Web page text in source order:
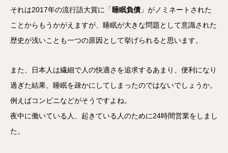
それは2017年の流行語大賞に「 睡眠負債 」がノミネートされた
ことからもうかがえますが、睡眠が大きな問題として意識された
歴史が浅いことも一つの原因として挙げられると思います。
また、日本人は繊細で人の快適さを追求するあまり、便利になり
過ぎた結果、睡眠を疎かにしてしまったのではないでしょうか。
例えばコンビニなどがそうですよね。
夜中に働いている人、起きている人のために24時間営業をしまし
た。